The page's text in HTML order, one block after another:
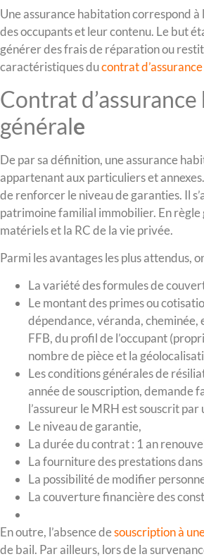
Une assurance habitation correspond
des occupants et leur contenu. Le but
générer des frais de réparation ou
caractéristiques ducontrat
Contrat
générale
De par sa définition, une assurance
appartenant aux particuliers et
de renforcer le niveau de garanties. Il
patrimoine familial immobilier. En règle
matériels et la RC de la vie privée.
Parmi les avantages les plus attendus,
La variété des formules de
Le montant des primes ou
dépendance, véranda, cheminée,
FFB, du profil de l’occupant
nombre de pièce et la
Les conditions générales de
année de souscription, demande
l’assureur le MRH est souscrit
Le niveau de garantie,
La durée du contrat : 1 an
La fourniture des prestations
La possibilité de modifier
La couverture financière des
En outre, l’absence desouscription à
de bail. Par ailleurs, lors de la